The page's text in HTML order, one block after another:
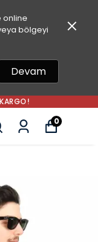
online
bölgeyi
Devam
0